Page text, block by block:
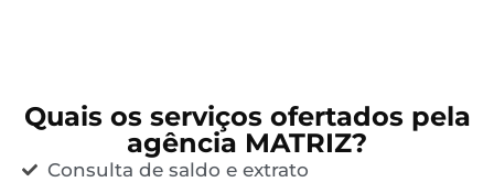
Quais os serviços ofertados pela
agência MATRIZ?
Consulta de saldo e extrato